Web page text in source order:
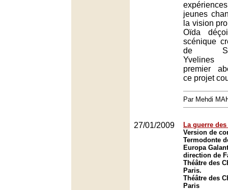
jeunes
la vision
Oïda
scénique
de
premier
ce projet
Par Mehdi
27/01/2009
La guerre
Version de
Termodonte
Europa
direction de
Théâtre des
Paris.
Théâtre des
Paris